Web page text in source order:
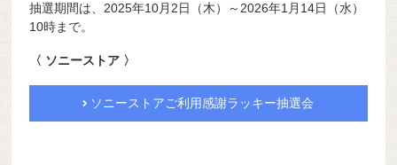
抽選期間は、2025年10月2日（木）～2026年1月14日（水）
10時まで。
〈 ソニーストア 〉
ソニーストアご利用感謝ラッキー抽選会